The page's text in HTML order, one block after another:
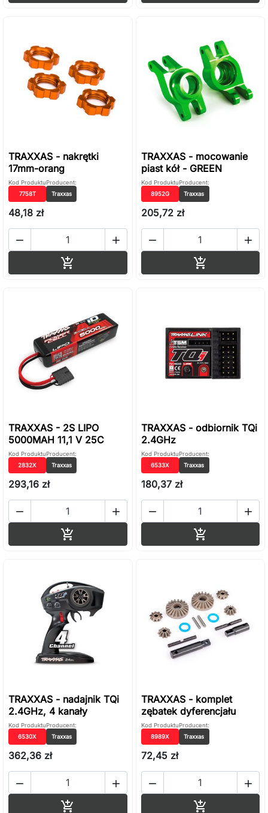
TRAXXAS - nakrętki
17mm-orang
Kod Produktu
7758T
Producent:
Traxxas
48,18 zł
 

TRAXXAS - mocowanie
piast kół - GREEN
Kod Produktu
8952G
Producent:
Traxxas
205,72 zł
 

TRAXXAS - 2S LIPO
5000MAH 11,1 V 25C
Kod Produktu
2832X
Producent:
Traxxas
293,16 zł
 

TRAXXAS - odbiornik TQi
2.4GHz
Kod Produktu
6533X
Producent:
Traxxas
180,37 zł
 

TRAXXAS - nadajnik TQi
2.4GHz, 4 kanały
Kod Produktu
6530X
Producent:
Traxxas
362,36 zł
 

TRAXXAS - komplet
zębatek dyferencjału
Kod Produktu
8989X
Producent:
Traxxas
72,45 zł
 
